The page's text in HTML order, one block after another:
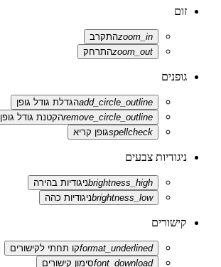
זום
zoom_inהתקרב
zoom_outהתרחק
גופנים
add_circle_outlineהגדלת גודל גופן
remove_circle_outlineהקטנת גודל גופן
spellcheckגופן קריא
ניגודיות צבעים
brightness_highניגודיות בהירה
brightness_lowניגודיות כהה
קישורים
format_underlinedקו תחתי לקישורים
font_downloadסימון קישורים